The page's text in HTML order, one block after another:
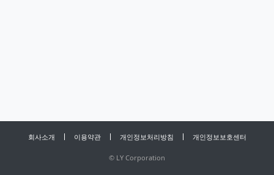
회사소개 이용약관 개인정보처리방침 개인정보보호센터
© LY Corporation